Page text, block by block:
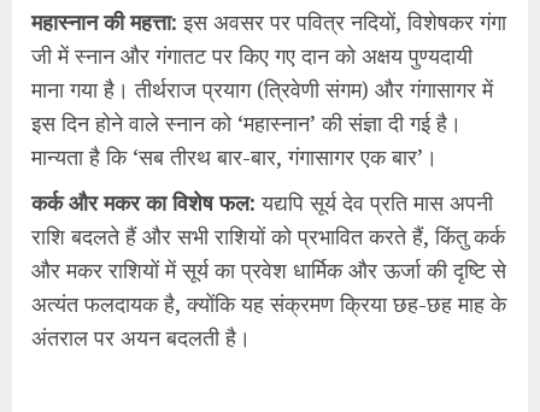
महास्नान की महत्ता: इस अवसर पर पवित्र नदियों, विशेषकर गंगा
जी में स्नान और गंगातट पर किए गए दान को अक्षय पुण्यदायी
माना गया है। तीर्थराज प्रयाग (त्रिवेणी संगम) और गंगासागर में
इस दिन होने वाले स्नान को ‘महास्नान’ की संज्ञा दी गई है।
मान्यता है कि ‘सब तीरथ बार-बार, गंगासागर एक बार’।
कर्क और मकर का विशेष फल: यद्यपि सूर्य देव प्रति मास अपनी
राशि बदलते हैं और सभी राशियों को प्रभावित करते हैं, किंतु कर्क
और मकर राशियों में सूर्य का प्रवेश धार्मिक और ऊर्जा की दृष्टि से
अत्यंत फलदायक है, क्योंकि यह संक्रमण क्रिया छह-छह माह के
अंतराल पर अयन बदलती है।